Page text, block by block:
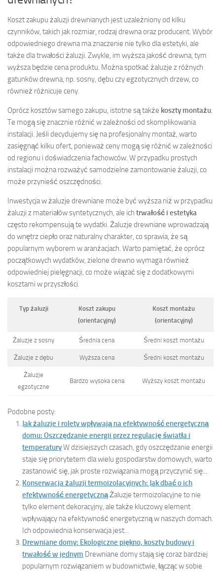
Koszt zakupu żaluzji drewnianych jest uzależniony od kilku
czynników, takich jak rozmiar, rodzaj drewna oraz producent. Wybór
odpowiedniego drewna ma znaczenie nie tylko dla estetyki, ale
także dla trwałości żaluzji. Zwykle, im wyższa jakość drewna, tym
wyższa będzie cena produktu. Można spotkać żaluzje z różnych
gatunków drewna, np. sosny, dębu czy egzotycznych drzew, co
również różnicuje ceny.
Oprócz kosztów samego zakupu, istotne są także koszty montażu.
Te mogą się znacznie różnić w zależności od skomplikowania
instalacji. Jeśli decydujemy się na profesjonalny montaż, warto
zasięgnąć kilku ofert, ponieważ ceny mogą się różnić w zależności
od regionu i doświadczenia fachowców. W przypadku prostych
instalacji można rozważyć samodzielne zamontowanie żaluzji, co
może przynieść oszczędności.
Inwestycja w żaluzje drewniane może być wyższa niż w przypadku
żaluzji z materiałów syntetycznych, ale ich trwałość i estetyka
często rekompensują te wydatki. Żaluzje drewniane wprowadzają
do wnętrz ciepło oraz naturalny charakter, co sprawia, że są
popularnym wyborem w aranżacjach. Warto pamiętać, że oprócz
początkowych wydatków, zielone drewno wymaga również
odpowiedniej pielęgnacji, co może wiązać się z dodatkowymi
kosztami w przyszłości.
Typ żaluzji
Koszt zakupu
(orientacyjny)
Koszt montażu
(orientacyjny)
Żaluzje z sosny Średnia cena Średni koszt montażu
Żaluzje z dębu Wyższa cena Średni koszt montażu
Żaluzje
egzotyczne
Bardzo wysoka cena Wyższy koszt montażu
Podobne posty:
Jak żaluzje i rolety wpływają na efektywność energetyczną
domu: Oszczędzanie energii przez regulację światła i
temperaturyW dzisiejszych czasach, gdy oszczędzanie energii
staje się priorytetem dla wielu gospodarstw domowych, warto
zastanowić się, jak proste rozwiązania mogą przyczynić się...
Konserwacja żaluzji termoizolacyjnych: Jak dbać o ich
efektywność energetycznąŻaluzje termoizolacyjne to nie
tylko element dekoracyjny, ale także kluczowy element
wpływający na efektywność energetyczną w naszych domach.
Ich odpowiednia konserwacja jest...
Drewniane domy: Ekologiczne piękno, koszty budowy i
trwałość w jednym Drewniane domy stają się coraz bardziej
popularnym rozwiązaniem w budownictwie, łącząc w sobie